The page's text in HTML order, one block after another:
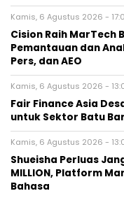
Kamis, 6 Agustus 2026 -
Cision Raih MarTech
Pemantauan dan
Pers, dan AEO
Kamis, 6 Agustus 2026 -
Fair Finance Asia
untuk Sektor Batu
Kamis, 6 Agustus 2026 -
Shueisha Perluas
MILLION, Platform
Bahasa